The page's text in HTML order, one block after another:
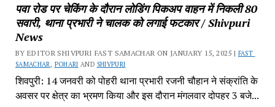
पवा रोड पर चेकिंग के दौरान लोडिंग पिकअप वाहन में निकली 80
सवारी, थाना प्रभारी ने चालक को लगाई फटकार / Shivpuri
News
BY EDITOR SHIVPURI FAST SAMACHAR ON JANUARY 15, 2025 | FAST
SAMACHAR , POHARI AND SHIVPURI
शिवपुरी: 14 जनवरी को पोहरी थाना प्रभारी रजनी चौहान ने संक्रांति के
अवसर पर क्षेत्र का भ्रमण किया और इस दौरान मंगलवार दोपहर 3 बजे...